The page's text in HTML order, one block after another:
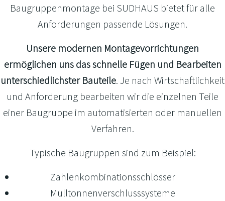
Baugruppenmontage bei SUDHAUS bietet für alle
Anforderungen passende Lösungen.
Unsere modernen Montagevorrichtungen
ermöglichen uns das schnelle Fügen und Bearbeiten
unterschiedlichster Bauteile. Je nach Wirtschaftlichkeit
und Anforderung bearbeiten wir die einzelnen Teile
einer Baugruppe im automatisierten oder manuellen
Verfahren.
Typische Baugruppen sind zum Beispiel:
Zahlenkombinationsschlösser
Mülltonnenverschlusssysteme